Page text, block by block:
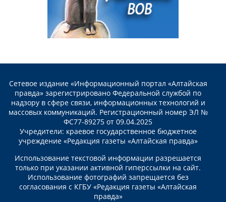
Сетевое издание «Информационный портал «Алтайская
правда» зарегистрировано Федеральной службой по
надзору в сфере связи, информационных технологий и
массовых коммуникаций. Регистрационный номер ЭЛ №
ФС77-89275 от 09.04.2025
Учредители: краевое государственное бюджетное
учреждение «Редакция газеты «Алтайская правда»
Использование текстовой информации разрешается
только при указании активной гиперссылки на сайт.
Использование фотографий запрещается без
согласования с КГБУ «Редакция газеты «Алтайская
правда»